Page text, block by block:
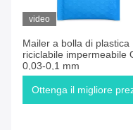
video
Mailer a bolla di plastica
riciclabile impermeabile
0,03-0,1 mm
Ottenga il migliore